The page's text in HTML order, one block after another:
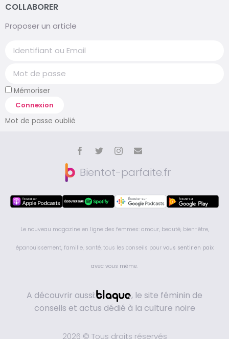
COLLABORER
Proposer un article
Mémoriser
Connexion
Mot de passe oublié
Bientot-parfaite.fr
Le nouveau magazine en ligne des femmes: amour, beauté, bien-être,
épanouissement, famille, santé, tous les conseils pour vous sentir en paix
avec vous même
A découvrir aussi:
, le site féminin de
conseils et actus dédié à la culture noire
2026 © Tous droits réservés